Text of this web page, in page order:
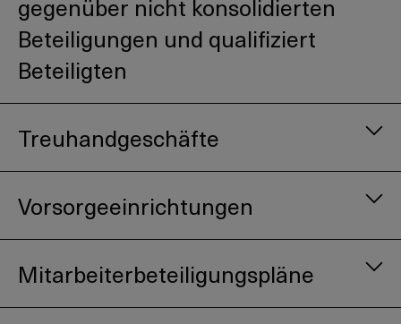
gegenüber nicht konsolidierten
Beteiligungen und qualifiziert
Beteiligten
Treuhandgeschäfte
Vorsorgeeinrichtungen
Mitarbeiterbeteiligungspläne